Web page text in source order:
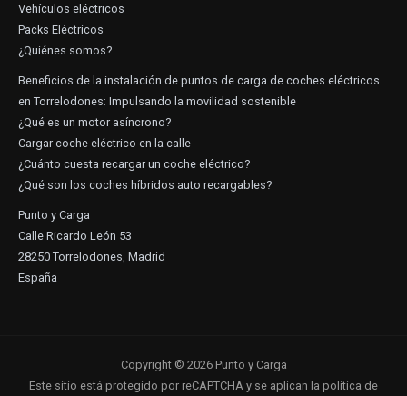
Vehículos eléctricos
Packs Eléctricos
¿Quiénes somos?
Beneficios de la instalación de puntos de carga de coches eléctricos
en Torrelodones: Impulsando la movilidad sostenible
¿Qué es un motor asíncrono?
Cargar coche eléctrico en la calle
¿Cuánto cuesta recargar un coche eléctrico?
¿Qué son los coches híbridos auto recargables?
Punto y Carga
Calle Ricardo León 53
28250 Torrelodones, Madrid
España
Copyright © 2026 Punto y Carga
Este sitio está protegido por reCAPTCHA y se aplican la política de